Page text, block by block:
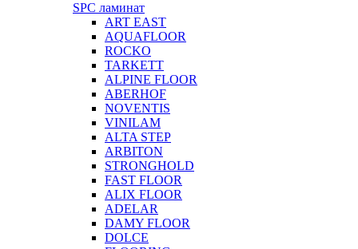
SPC ламинат
ART EAST
AQUAFLOOR
ROCKO
TARKETT
ALPINE FLOOR
ABERHOF
NOVENTIS
VINILAM
ALTA STEP
ARBITON
STRONGHOLD
FAST FLOOR
ALIX FLOOR
ADELAR
DAMY FLOOR
DOLCE